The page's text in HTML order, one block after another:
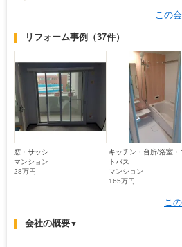
この
リフォーム事例 （37件）
窓・サッシ
マンション
28万円
キッチン・台所/浴室・
トバス
マンション
165万円
こ
会社の概要▼